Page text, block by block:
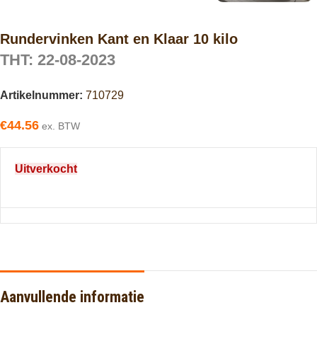
Rundervinken Kant en Klaar 10 kilo
THT: 22-08-2023
Artikelnummer: 710729
€44.56 ex. BTW
Uitverkocht
Aanvullende informatie